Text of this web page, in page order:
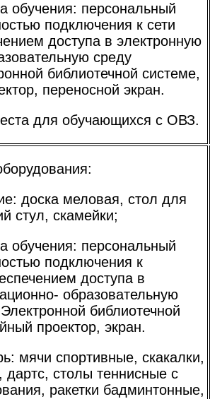
обучения: персональный
подключения к сети
доступа в электронную
среду
библиотечной системе,
переносной экран.
для обучающихся с ОВЗ.
доска меловая, стол для
стул, скамейки;
обучения: персональный
подключения к
доступа в
образовательную
библиотечной
проектор, экран.
мячи спортивные, скакалки,
дартс, столы теннисные с
ракетки бадминтонные,